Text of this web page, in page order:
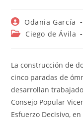
Autor
de
Odania García
Categoría
entrada:
Ciego de Ávila
La construcción de
cinco paradas de
desarrollan
Consejo Popular
Esfuerzo Decisivo,